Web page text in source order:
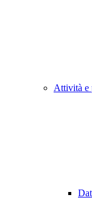
Attività e